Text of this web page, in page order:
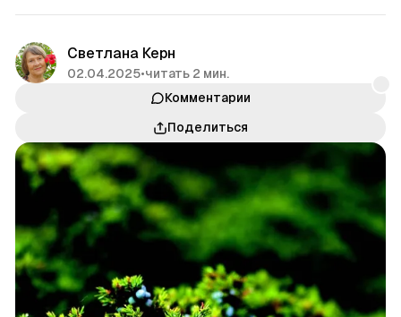
Светлана Керн
02.04.2025•читать 2 мин.
Комментарии
Поделиться